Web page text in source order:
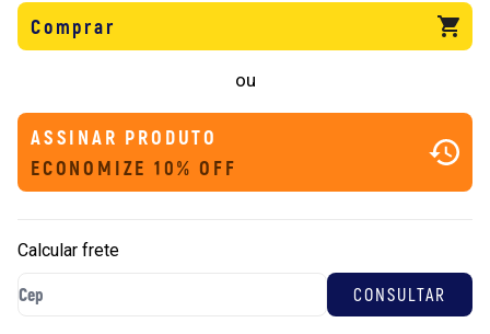
Comprar
ou
ASSINAR PRODUTO
ECONOMIZE 10% OFF
Calcular frete